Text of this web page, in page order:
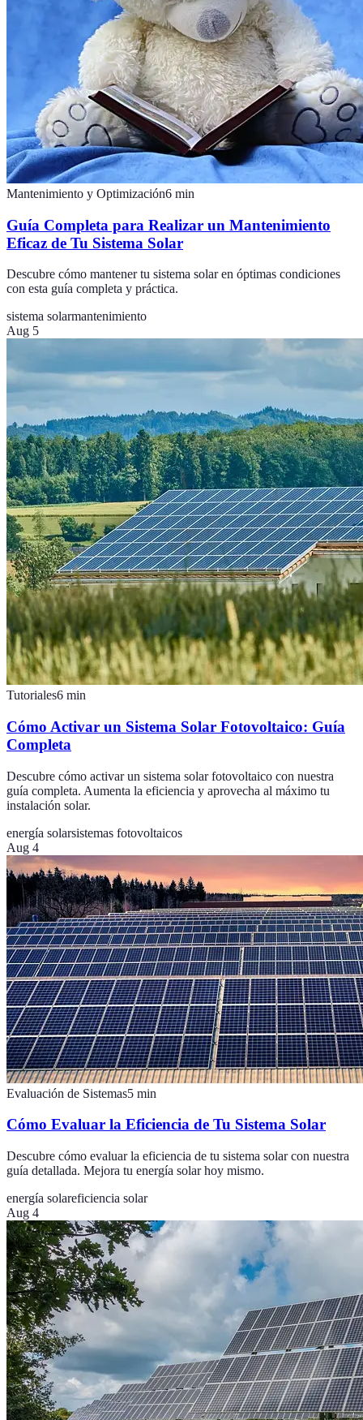
Mantenimiento y Optimización6 min
Guía Completa para Realizar un Mantenimiento
Eficaz de Tu Sistema Solar
Descubre cómo mantener tu sistema solar en óptimas condiciones
con esta guía completa y práctica.
sistema solarmantenimiento
Aug 5
Tutoriales6 min
Cómo Activar un Sistema Solar Fotovoltaico: Guía
Completa
Descubre cómo activar un sistema solar fotovoltaico con nuestra
guía completa. Aumenta la eficiencia y aprovecha al máximo tu
instalación solar.
energía solarsistemas fotovoltaicos
Aug 4
Evaluación de Sistemas5 min
Cómo Evaluar la Eficiencia de Tu Sistema Solar
Descubre cómo evaluar la eficiencia de tu sistema solar con nuestra
guía detallada. Mejora tu energía solar hoy mismo.
energía solareficiencia solar
Aug 4